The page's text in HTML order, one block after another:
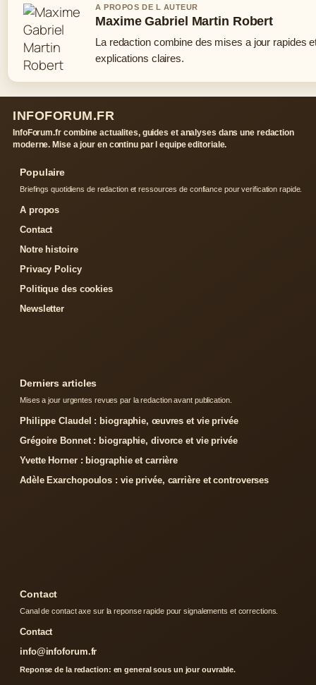
A PROPOS DE L AUTEUR
Maxime Gabriel Martin Robert
La redaction combine des mises a jour rapides
explications claires.
INFOFORUM.FR
InfoForum.fr combine actualites, guides et analyses dans une redaction
moderne. Mise a jour en continu par l equipe editoriale.
Populaire
Briefings quotidiens de redaction et ressources de confiance pour verification rapide.
A propos
Contact
Notre histoire
Privacy Policy
Politique des cookies
Newsletter
Derniers articles
Mises a jour urgentes revues par la redaction avant publication.
Philippe Claudel : biographie, œuvres et vie privée
Grégoire Bonnet : biographie, divorce et vie privée
Yvette Horner : biographie et carrière
Adèle Exarchopoulos : vie privée, carrière et controverses
Contact
Canal de contact axe sur la reponse rapide pour signalements et corrections.
Contact
info@infoforum.fr
Reponse de la redaction: en general sous un jour ouvrable.